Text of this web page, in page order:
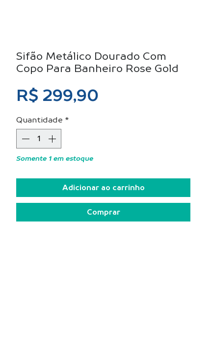
Sifão Metálico Dourado Com
Copo Para Banheiro Rose Gold
R$ 299,90
Quantidade *
Somente 1 em estoque
Adicionar ao carrinho
Comprar